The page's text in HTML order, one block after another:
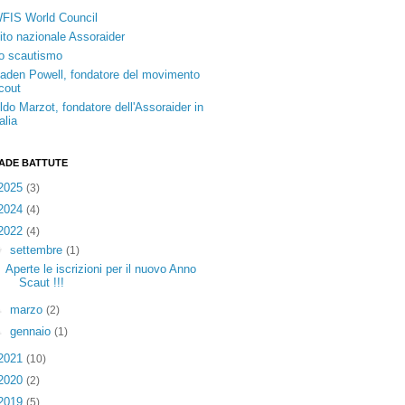
World Council
nazionale Assoraider
scautismo
Powell, fondatore del movimento
Marzot, fondatore dell'Assoraider in
BATTUTE
(3)
(4)
(4)
settembre(1)
Aperte le iscrizioni per il nuovo Anno
Scaut !!!
marzo(2)
gennaio(1)
(10)
(2)